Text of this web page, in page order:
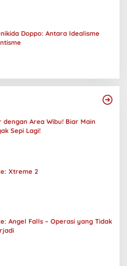
Doppo: Antara Idealisme
dengan Area Wibu! Biar Main
Sepi Lagi!
Xtreme 2
Angel Falls – Operasi yang Tidak